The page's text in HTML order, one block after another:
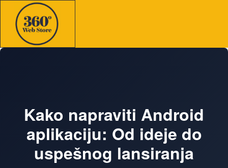
Kako napraviti Android
aplikaciju: Od ideje do
uspešnog lansiranja